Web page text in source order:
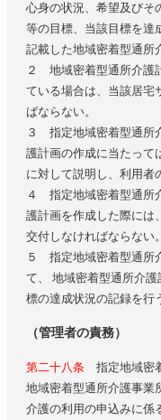
心身の状況、希望及びそ
等の目標、当該目標を達
記載した地域密着型通所
２ 地域密着型通所介護
ている場合は、当該居宅
ばならない。
３ 指定地域密着型通所
護計画の作成に当たって
に対して説明し、利用者
４ 指定地域密着型通所
護計画を作成した際には
交付しなければならない。
５ 指定地域密着型通所
て、 地域密着型通所介
標の達成状況の記録を行
（管理者の責務）
第二十八条 指定地域密
地域密着型通所介護事業
介護の利用の申込みに係